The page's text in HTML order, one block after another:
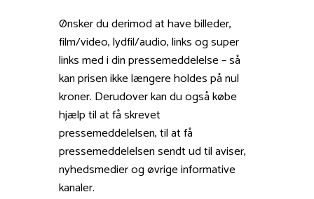
Ønsker du derimod at have billeder,
film/video, lydfil/audio, links og super
links med i din pressemeddelelse – så
kan prisen ikke længere holdes på nul
kroner. Derudover kan du også købe
hjælp til at få skrevet
pressemeddelelsen, til at få
pressemeddelelsen sendt ud til aviser,
nyhedsmedier og øvrige informative
kanaler.